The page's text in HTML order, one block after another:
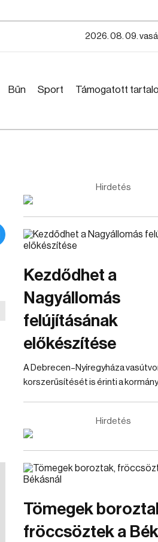
2026. 08. 09.
Bűn Sport Támogatott
Hirdetés
Kezdődhet a
Nagyállomás
felújításának
előkészítése
A Debrecen–Nyíregyháza
korszerűsítését is érinti a
Hirdetés
Tömegek
fröccsöztek a